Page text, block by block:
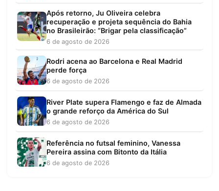
Após retorno, Ju Oliveira celebra
recuperação e projeta sequência do Bahia
no Brasileirão: “Brigar pela classificação”
6 de agosto de 2026
Rodri acena ao Barcelona e Real Madrid
perde força
6 de agosto de 2026
River Plate supera Flamengo e faz de Almada
o grande reforço da América do Sul
6 de agosto de 2026
Referência no futsal feminino, Vanessa
Pereira assina com Bitonto da Itália
6 de agosto de 2026